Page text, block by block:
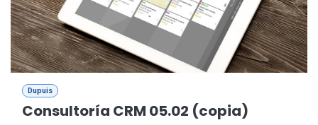
Dupuis
Consultoría CRM 05.02 (copia)